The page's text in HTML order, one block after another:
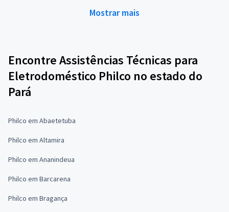
Mostrar mais
Encontre Assistências Técnicas para
Eletrodoméstico Philco no estado do
Pará
Philco em Abaetetuba
Philco em Altamira
Philco em Ananindeua
Philco em Barcarena
Philco em Bragança